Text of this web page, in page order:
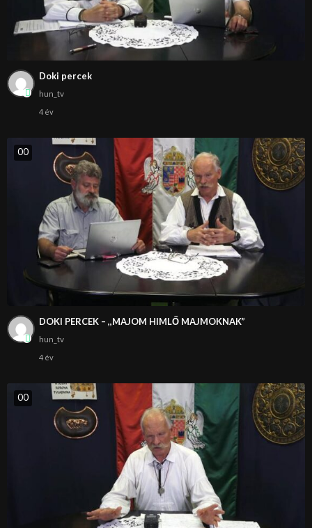
Doki percek
hun_tv
4 év
00
DOKI PERCEK – ,,MAJOM HIMLŐ MAJMOKNAK”
hun_tv
4 év
00